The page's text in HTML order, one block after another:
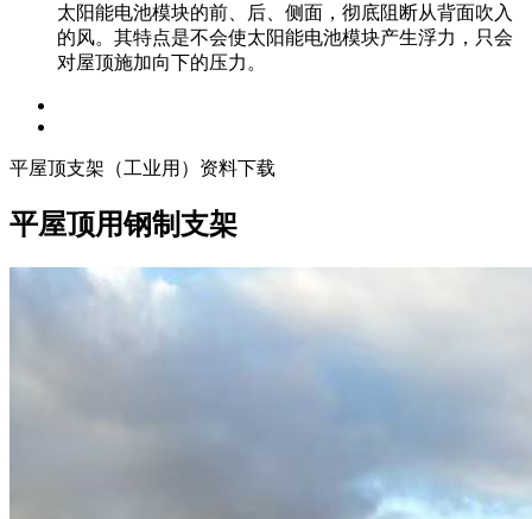
太阳能电池模块的前、后、侧面，彻底阻断从背面吹入
的风。其特点是不会使太阳能电池模块产生浮力，只会
对屋顶施加向下的压力。
平屋顶支架（工业用）资料下载
平屋顶用钢制支架